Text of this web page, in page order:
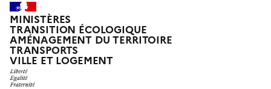
MINISTÈRES
TRANSITION ÉCOLOGIQUE
AMÉNAGEMENT DU TERRITOIRE
TRANSPORTS
VILLE ET LOGEMENT